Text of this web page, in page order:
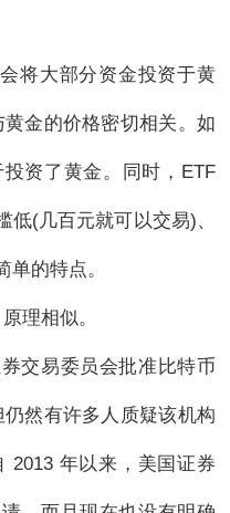
将大部分资金投资于黄
金的价格密切相关。如
资了黄金。同时，ETF
(几百元就可以交易)、
的特点。
理相似。
交易委员会批准比特币
然有许多人质疑该机构
2013 年以来，美国证券